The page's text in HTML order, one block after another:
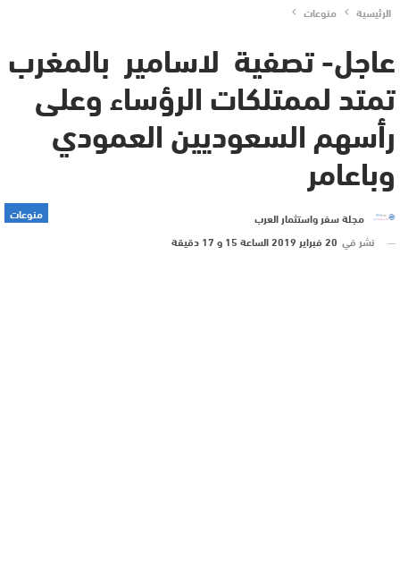
الرئيسية منوعات
عاجل- تصفية لاسامير بالمغرب
تمتد لممتلكات الرؤساء وعلى
رأسهم السعوديين العمودي
وباعامر
منوعات
مجلة سفر واستثمار العرب
نشر في 20 فبراير 2019 الساعة 15 و 17 دقيقة